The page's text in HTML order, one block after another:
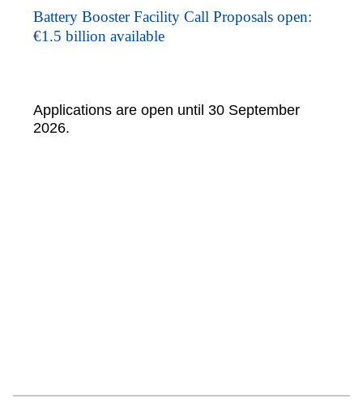
Battery Booster Facility Call Proposals open:
€1.5 billion available
Applications are open until 30 September
2026.